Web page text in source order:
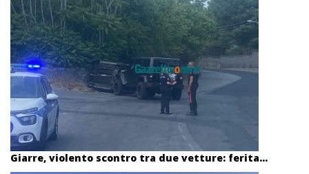
Giarre, violento scontro tra due vetture: ferita...